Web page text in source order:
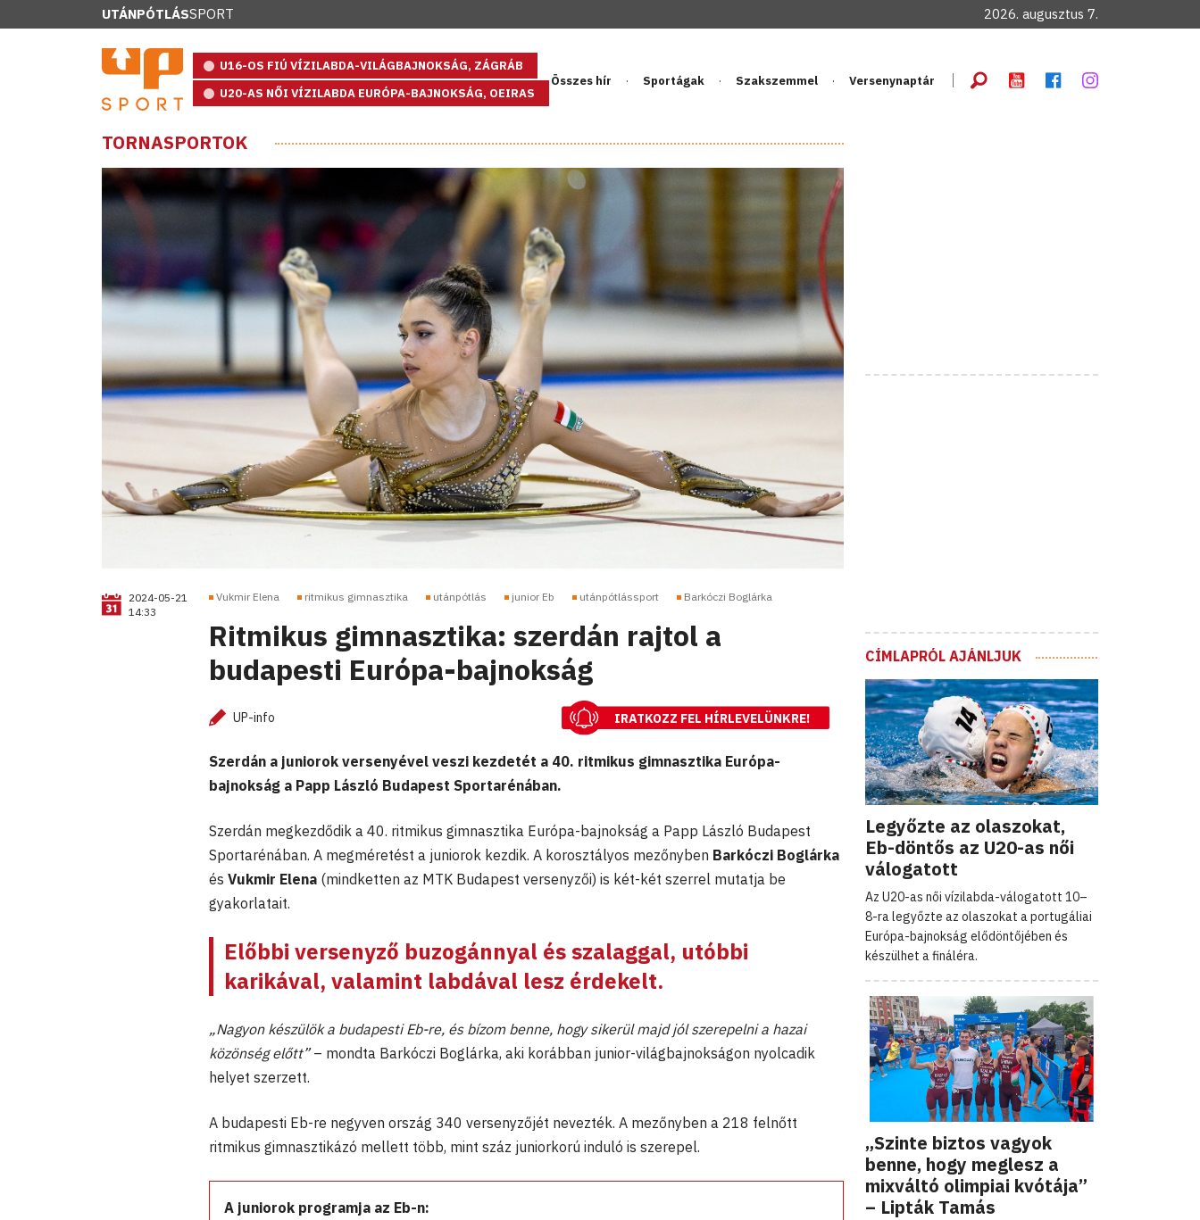
UTÁNPÓTLÁSSPORT 2026. augusztus 7.
U16-OS FIÚ VÍZILABDA-VILÁGBAJNOKSÁG, ZÁGRÁB
U20-AS NŐI VÍZILABDA EURÓPA-BAJNOKSÁG, OEIRAS
Összes hír Sportágak Szakszemmel Versenynaptár
TORNASPORTOK
2024-05-21
14:33
Vukmir Elena ritmikus gimnasztika utánpótlás junior Eb utánpótlássport Barkóczi Boglárka
Ritmikus gimnasztika: szerdán rajtol a
budapesti Európa-bajnokság
UP-info IRATKOZZ FEL HÍRLEVELÜNKRE!
Szerdán a juniorok versenyével veszi kezdetét a 40. ritmikus gimnasztika Európa-
bajnokság a Papp László Budapest Sportarénában.
Szerdán megkezdődik a 40. ritmikus gimnasztika Európa-bajnokság a Papp László Budapest
Sportarénában. A megméretést a juniorok kezdik. A korosztályos mezőnyben Barkóczi Boglárka
és Vukmir Elena (mindketten az MTK Budapest versenyzői) is két-két szerrel mutatja be
gyakorlatait.
Előbbi versenyző buzogánnyal és szalaggal, utóbbi
karikával, valamint labdával lesz érdekelt.
„Nagyon készülök a budapesti Eb-re, és bízom benne, hogy sikerül majd jól szerepelni a hazai
közönség előtt”– mondta Barkóczi Boglárka, aki korábban junior-világbajnokságon nyolcadik
helyet szerzett.
A budapesti Eb-re negyven ország 340 versenyzőjét nevezték. A mezőnyben a 218 felnőtt
ritmikus gimnasztikázó mellett több, mint száz juniorkorú induló is szerepel.
A juniorok programja az Eb-n:
CÍMLAPRÓL AJÁNLJUK
Legyőzte az olaszokat,
Eb-döntős az U20-as női
válogatott
Az U20-as női vízilabda-válogatott 10–
8-ra legyőzte az olaszokat a portugáliai
Európa-bajnokság elődöntőjében és
készülhet a fináléra.
„Szinte biztos vagyok
benne, hogy meglesz a
mixváltó olimpiai kvótája”
– Lipták Tamás